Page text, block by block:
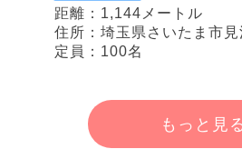
距離：1,144メートル
住所：埼玉県さいたま市
定員：100名
もっと見